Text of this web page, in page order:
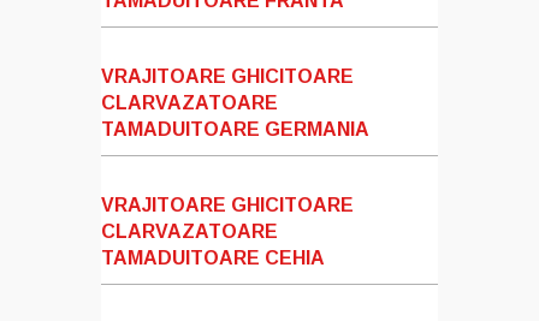
VRAJITOARE GHICITOARE
CLARVAZATOARE
TAMADUITOARE GERMANIA
VRAJITOARE GHICITOARE
CLARVAZATOARE
TAMADUITOARE CEHIA